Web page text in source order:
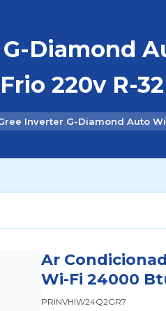
Diamond
Frio 220v R-32
Inverter G-Diamond Auto
Ar
Wi-Fi 24000
PRINVHIW24Q2GR7